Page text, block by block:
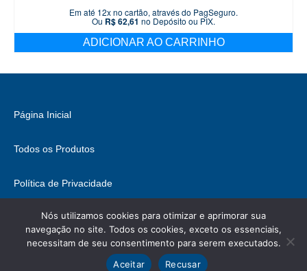
Em até 12x no cartão, através do PagSeguro.
Ou R$62,61 no Depósito ou PIX.
ADICIONAR AO CARRINHO
Página Inicial
Todos os Produtos
Política de Privacidade
Fale Conosco
© 2026 Brasil Hobbies - WordPress Theme byKadence WP
, podem conter direitos.
Nós utilizamos cookies para otimizar e aprimorar sua
navegação no site. Todos os cookies, exceto os essenciais,
necessitam de seu consentimento para serem executados.
Aceitar
Recusar